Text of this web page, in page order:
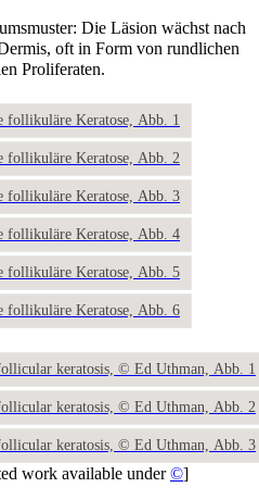
Die Läsion wächst nach
oft in Form von rundlichen
Proliferaten.
Keratose, Abb. 1
Keratose, Abb. 2
Keratose, Abb. 3
Keratose, Abb. 4
Keratose, Abb. 5
Keratose, Abb. 6
keratosis, © Ed Uthman, Abb. 1
keratosis, © Ed Uthman, Abb. 2
keratosis, © Ed Uthman, Abb. 3
work available under©]